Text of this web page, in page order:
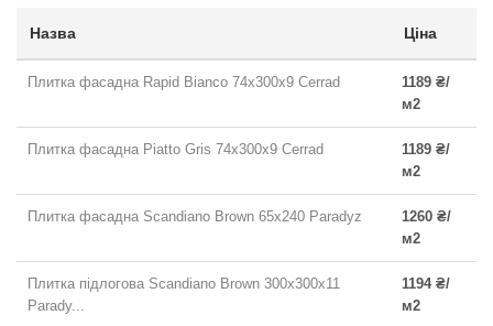
Назва Ціна
Плитка фасадна Rapid Bianco 74x300x9 Cerrad
1189 ₴/
м2
Плитка фасадна Piatto Gris 74x300x9 Cerrad
1189 ₴/
м2
Плитка фасадна Scandiano Brown 65x240 Paradyz
1260 ₴/
м2
Плитка підлогова Scandiano Brown 300x300x11
Parady...
1194 ₴/
м2